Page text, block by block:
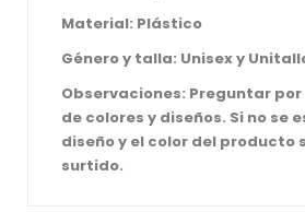
Material: Plástico
Género y talla: Unisex y
Observaciones: Preguntar
de colores y diseños. Si no se
diseño y el color del producto
surtido.